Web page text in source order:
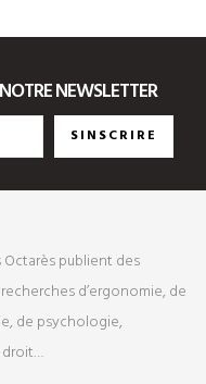
NEWSLETTER
SINSCRIRE
publient des
d’ergonomie, de
de psychologie,
droit…